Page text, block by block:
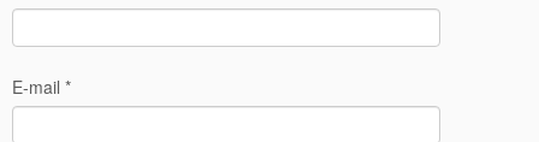
E-mail *